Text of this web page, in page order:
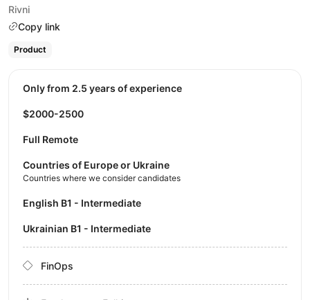
Rivni
Copy link
Product
Only from 2.5 years of experience
$2000-2500
Full Remote
Countries of Europe or Ukraine
Countries where we consider candidates
English B1 - Intermediate
Ukrainian B1 - Intermediate
FinOps